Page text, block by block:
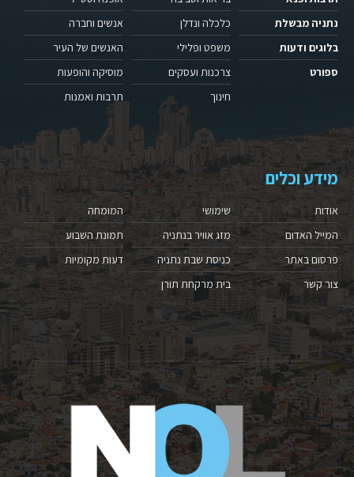
נתניה מבשלת
בלוגים ודעות
ספורט
כלכלה ונדלן
משפט ופלילי
צרכנות ועסקים
חינוך
אנשים וחברה
האנשים של העיר
מוסיקה והופעות
תרבות ואמנות
מידע וכלים
אודות
המייל האדום
פרסום באתר
צור קשר
שימושי
מזג אוויר בנתניה
כניסת שבת נתניה
בית מרקחת תורן
המומחה
תמונת השבוע
דעות מקומיות